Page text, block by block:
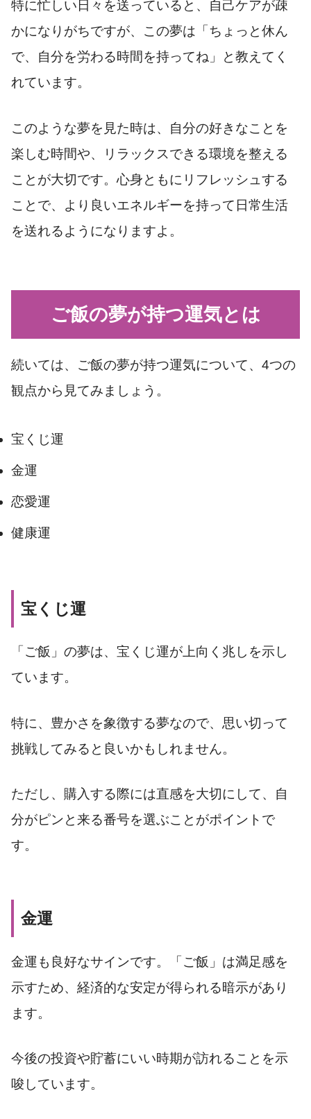
特に忙しい日々を送っていると、自己ケアが疎
かになりがちですが、この夢は「ちょっと休ん
で、自分を労わる時間を持ってね」と教えてく
れています。
このような夢を見た時は、自分の好きなことを
楽しむ時間や、リラックスできる環境を整える
ことが大切です。心身ともにリフレッシュする
ことで、より良いエネルギーを持って日常生活
を送れるようになりますよ。
ご飯の夢が持つ運気とは
続いては、ご飯の夢が持つ運気について、4つの
観点から見てみましょう。
宝くじ運
金運
恋愛運
健康運
宝くじ運
「ご飯」の夢は、宝くじ運が上向く兆しを示し
ています。
特に、豊かさを象徴する夢なので、思い切って
挑戦してみると良いかもしれません。
ただし、購入する際には直感を大切にして、自
分がピンと来る番号を選ぶことがポイントで
す。
金運
金運も良好なサインです。「ご飯」は満足感を
示すため、経済的な安定が得られる暗示があり
ます。
今後の投資や貯蓄にいい時期が訪れることを示
唆しています。